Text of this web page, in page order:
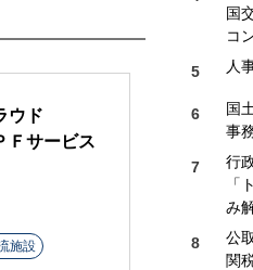
ウド
Ｆサービス
施設
国
コ
人
国
事
行
「
み
公
関